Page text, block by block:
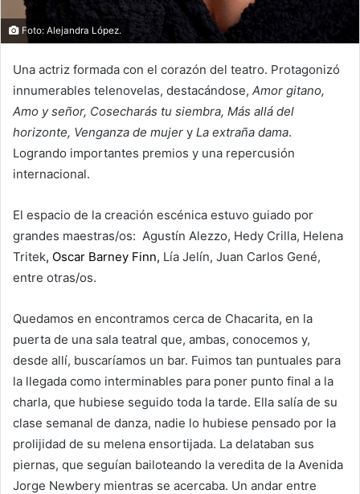
Foto: Alejandra López.
Una actriz formada con el corazón del teatro. Protagonizó
innumerables telenovelas, destacándose, Amor gitano,
Amo y señor, Cosecharás tu siembra, Más allá del
horizonte, Venganza de mujer y La extraña dama.
Logrando importantes premios y una repercusión
internacional.
El espacio de la creación escénica estuvo guiado por
grandes maestras/os: Agustín Alezzo, Hedy Crilla, Helena
Tritek, Oscar Barney Finn, Lía Jelín, Juan Carlos Gené,
entre otras/os.
Quedamos en encontramos cerca de Chacarita, en la
puerta de una sala teatral que, ambas, conocemos y,
desde allí, buscaríamos un bar. Fuimos tan puntuales para
la llegada como interminables para poner punto final a la
charla, que hubiese seguido toda la tarde. Ella salía de su
clase semanal de danza, nadie lo hubiese pensado por la
prolijidad de su melena ensortijada. La delataban sus
piernas, que seguían bailoteando la veredita de la Avenida
Jorge Newbery mientras se acercaba. Un andar entre